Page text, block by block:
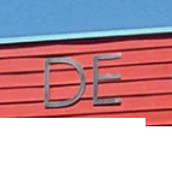
CHILLÁN